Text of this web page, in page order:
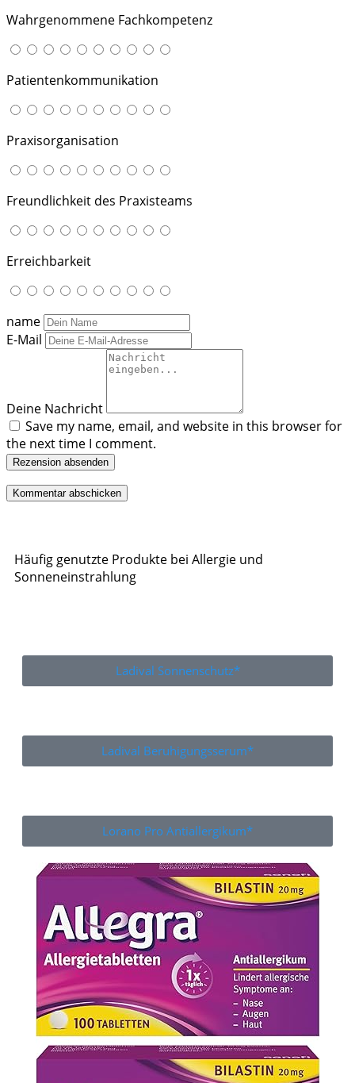
Wahrgenommene Fachkompetenz
Patientenkommunikation
Praxisorganisation
Freundlichkeit des Praxisteams
Erreichbarkeit
name
E-Mail
Deine Nachricht
Save my name, email, and website in this browser for
the next time I comment.
Rezension absenden
Häufig genutzte Produkte bei Allergie und
Sonneneinstrahlung
Ladival Sonnenschutz*
Ladival Beruhigungsserum*
Lorano Pro Antiallergikum*